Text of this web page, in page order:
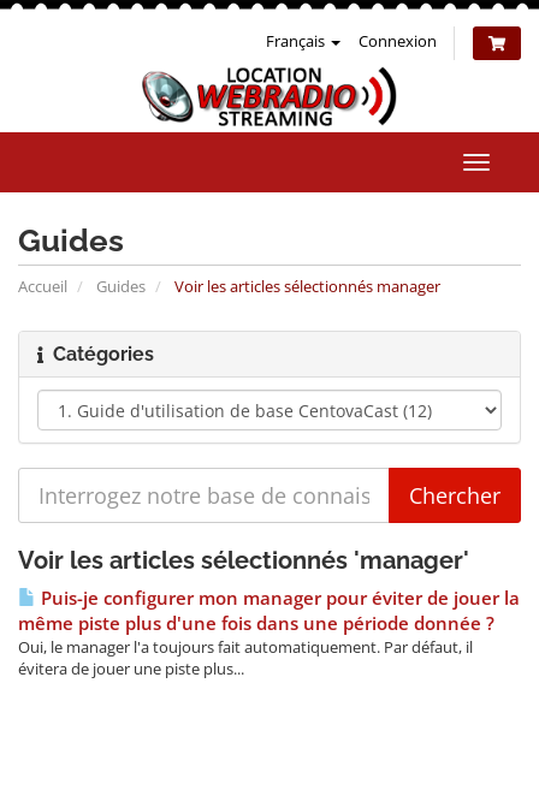
Français Connexion
la
Guides
Accueil Guides Voir les articles sélectionnés manager
Catégories
Voir les articles sélectionnés 'manager'
Puis-je configurer mon manager pour éviter de jouer la
même piste plus d'une fois dans une période donnée ?
Oui, le manager l'a toujours fait automatiquement. Par défaut, il
évitera de jouer une piste plus...